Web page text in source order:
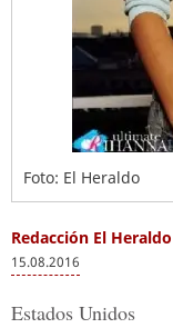
Foto: El Heraldo
Redacción El Heraldo
15.08.2016
Estados Unidos